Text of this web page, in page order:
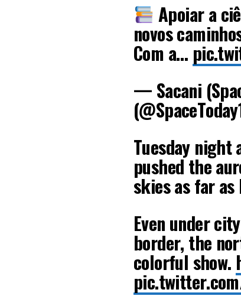
Apoiar a
novos
Com a…
— Sacani
Tuesday night
pushed the
skies as far as
Even under
border, the
colorful show.